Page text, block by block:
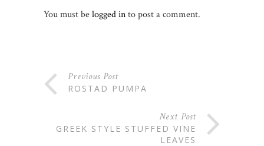
You must belogged into post a comment.
Previous Post
ROSTAD PUMPA
Next Post
GREEK STYLE STUFFED VINE
LEAVES